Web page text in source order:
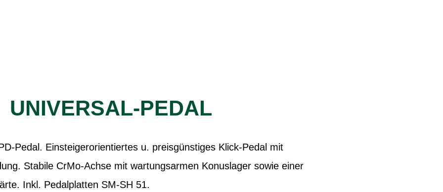
UNIVERSAL-PEDAL
Pedal. Einsteigerorientiertes u. preisgünstiges Klick-Pedal mit
Stabile CrMo-Achse mit wartungsarmen Konuslager sowie einer
Inkl. Pedalplatten SM-SH 51.